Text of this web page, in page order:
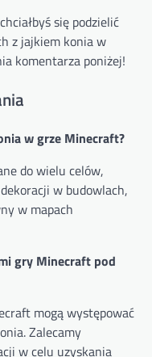
się podzielić
z jajkiem konia w
komentarza poniżej!
w grze Minecraft?
do wielu celów,
w budowlach,
w mapach
gry Minecraft pod
mogą występować
Zalecamy
w celu uzyskania